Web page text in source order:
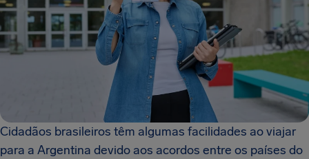
Cidadãos brasileiros têm algumas facilidades ao viajar
para a Argentina devido aos acordos entre os países do